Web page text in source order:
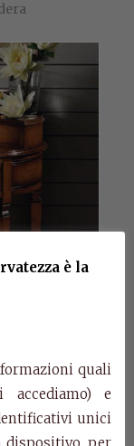
è la
quali
e
unici
dispositivo, per